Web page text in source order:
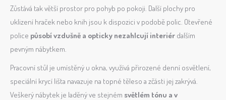
Zůstává tak větší prostor pro pohyb po pokoji. Další plochy pro
uklizení hraček nebo knih jsou k dispozici v podobě polic. Otevřené
police působí vzdušně a opticky nezahlcují interiér dalším
pevným nábytkem.
Pracovní stůl je umístěný u okna, využívá přirozené denní osvětlení,
speciální krycí lišta navazuje na topné těleso a zčásti jej zakrývá.
Veškerý nábytek je laděný ve stejném světlém tónu a v